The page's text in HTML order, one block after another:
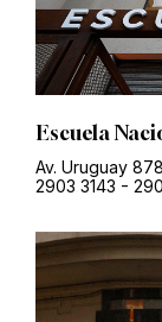
Escuela
Av. Uruguay
2903 3143 -